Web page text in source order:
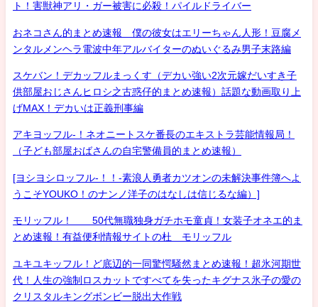
ト！害獣神アリ・ガー被害に必殺！パイルドライバー
おネコさん的まとめ速報 僕の彼女はエリーちゃん人形！豆腐メ
ンタルメンヘラ電波中年アルバイターのぬいぐるみ男子末路編
スケバン！デカッフルまっくす（デカい強い2次元嫁だいすき子
供部屋おじさんヒロシ之古惑仔的まとめ速報）話題な動画取り上
げMAX！デカいは正義刑事編
アキヨッフル-！ネオニートスケ番長のエキストラ芸能情報局！
（子ども部屋おばさんの自宅警備員的まとめ速報）
[ヨシヨシロッフル-！！-素浪人勇者カツオンの未解決事件簿へよ
うこそYOUKO！のナンノ洋子のはなしは信じるな編）]
モリッフル！ 50代無職独身ガチホモ童貞！女装子オネエ的ま
とめ速報！有益便利情報サイトの杜 モリッフル
ユキユキッフル！ど底辺的一同驚愕騒然まとめ速報！超氷河期世
代！人生の強制ロスカットですべてを失ったキグナス氷子の愛の
クリスタルキングボンビー脱出大作戦